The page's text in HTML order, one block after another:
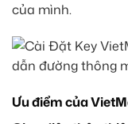
của mình.
Ưu điểm của